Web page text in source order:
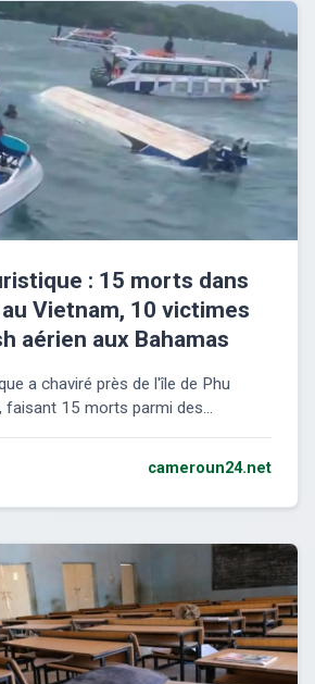
: 15 morts dans
Vietnam, 10 victimes
aérien aux Bahamas
a chaviré près de l'île de Phu
faisant 15 morts parmi des...
cameroun24.net